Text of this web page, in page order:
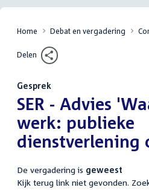
Home Debat en vergadering
Delen
Gesprek
:SER - Advies
werk: publieke
dienstverlening
De vergadering is geweest
Kijk terug link niet gevonden.